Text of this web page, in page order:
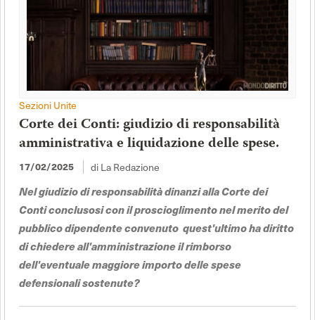
Sezioni Unite
Corte dei Conti: giudizio di responsabilità
amministrativa e liquidazione delle spese.
17/02/2025
di La Redazione
Nel giudizio di responsabilità dinanzi alla Corte dei
Conti conclusosi con il proscioglimento nel merito del
pubblico dipendente convenuto quest'ultimo ha diritto
di chiedere all'amministrazione il rimborso
dell'eventuale maggiore importo delle spese
defensionali sostenute?